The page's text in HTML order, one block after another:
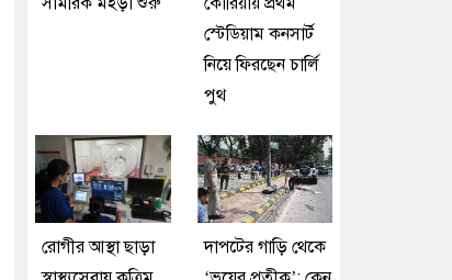
স্টেডিয়াম কনসার্ট
নিয়ে ফিরছেন চার্লি
পুথ
রোগীর আস্থা ছাড়া
দাপটের গাড়ি থেকে